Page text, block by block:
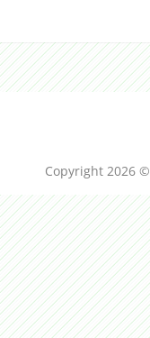
Copyright 2026 ©